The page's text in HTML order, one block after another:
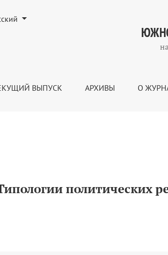
политических режимов в борьбе
ВЫПУСК АРХИВЫ О
язык. Текущим языком является:
политических